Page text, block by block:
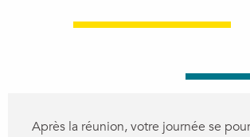
Après la réunion, votre journée se